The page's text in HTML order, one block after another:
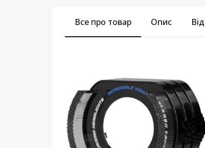
Все про товар Опис